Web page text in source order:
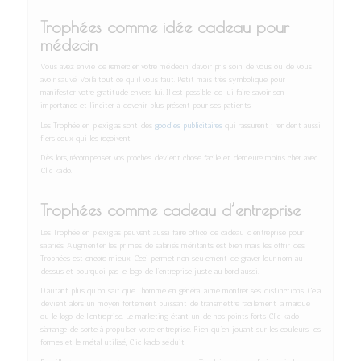
Trophées comme idée cadeau pour
médecin
Vous avez envie de remercier votre médecin d’avoir pris soin de vous ou de vous
avoir sauvé. Voilà tout ce qu’il vous faut. Petit mais très symbolique pour
manifester votre gratitude envers lui. Il est possible de lui faire savoir son
importance et l’inciter à devenir plus présent pour ses patients.
Les Trophée en plexiglas sont des goodies publicitairesqui rassurent ; rendent aussi
fiers ceux qui les reçoivent.
Dès lors, récompenser vos proches devient chose facile et demeure moins cher avec
Clic kado.
Trophées comme cadeau d’entreprise
Les Trophée en plexiglas peuvent aussi faire office de cadeau d’entreprise pour
salariés. Augmenter les primes de salariés méritants est bien mais les offrir des
Trophées est encore mieux. Ceci permet non seulement de graver leur nom au-
dessus et pourquoi pas le logo de l’entreprise juste au bord aussi.
D’autant plus qu’on sait que l’homme en général aime montrer ses distinctions. Cela
devient alors un moyen fortement puissant de transmettre facilement la marque
ou le logo de l’entreprise. Le marketing étant un de nos points forts Clic kado
s’arrange de sorte à propulser votre entreprise. Rien qu’en jouant sur les couleurs, les
formes et le métal utilisé, Clic kado séduit.